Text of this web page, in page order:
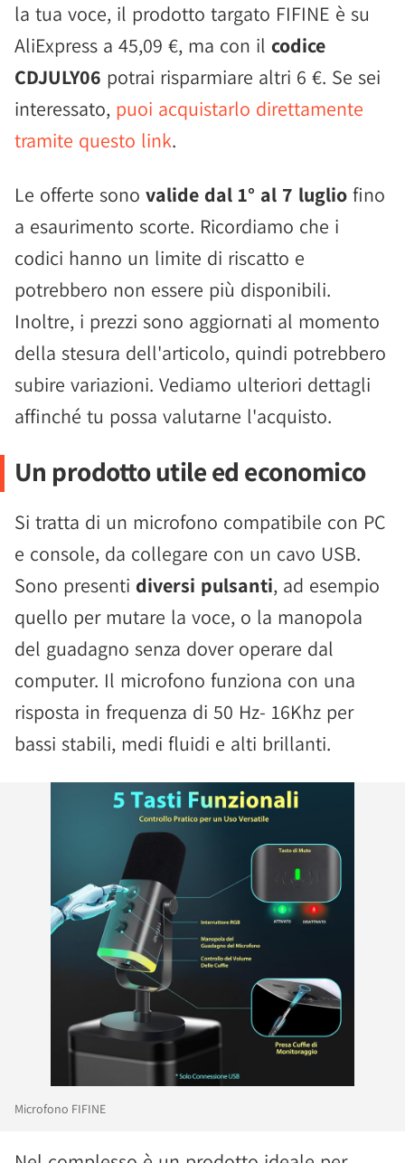
la tua voce, il prodotto targato FIFINE è su
AliExpress a 45,09 €, ma con il codice
CDJULY06 potrai risparmiare altri 6 €. Se sei
interessato, puoi acquistarlo direttamente
tramite questo link.
Le offerte sono valide dal 1° al 7 luglio fino
a esaurimento scorte. Ricordiamo che i
codici hanno un limite di riscatto e
potrebbero non essere più disponibili.
Inoltre, i prezzi sono aggiornati al momento
della stesura dell'articolo, quindi potrebbero
subire variazioni. Vediamo ulteriori dettagli
affinché tu possa valutarne l'acquisto.
Un prodotto utile ed economico
Si tratta di un microfono compatibile con PC
e console, da collegare con un cavo USB.
Sono presenti diversi pulsanti, ad esempio
quello per mutare la voce, o la manopola
del guadagno senza dover operare dal
computer. Il microfono funziona con una
risposta in frequenza di 50 Hz- 16Khz per
bassi stabili, medi fluidi e alti brillanti.
Microfono FIFINE